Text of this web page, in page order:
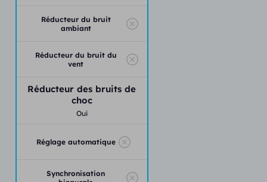
Réducteur du bruit
ambiant
Réducteur du bruit du
vent
Réducteur des bruits de
choc
Oui
Réglage automatique
Synchronisation